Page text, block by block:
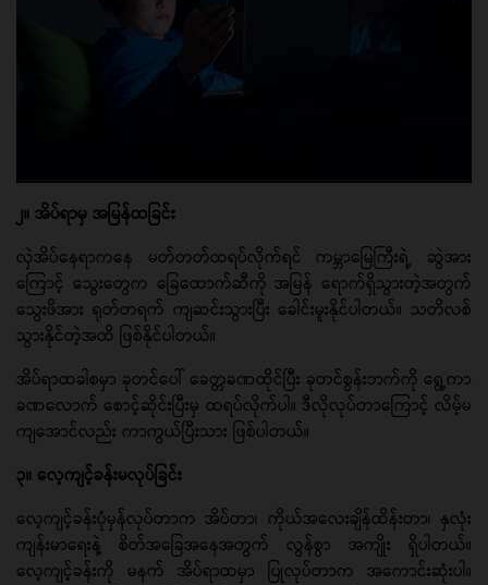
၂။ အိပ်ရာမှ အမြန်ထခြင်း
လှဲအိပ်နေရာကနေ မတ်တတ်ထရပ်လိုက်ရင် ကမ္ဘာမြေကြီးရဲ့ ဆွဲအား
ကြောင့် သွေးတွေက ခြေထောက်ဆီကို အမြန် ရောက်ရှိသွားတဲ့အတွက်
သွေးဖိအား ရုတ်တရက် ကျဆင်းသွားပြီး ခေါင်းမူးနိုင်ပါတယ်။ သတိလစ်
သွားနိုင်တဲ့အထိ ဖြစ်နိုင်ပါတယ်။
အိပ်ရာထခါစမှာ ခုတင်ပေါ် ခေတ္တခဏထိုင်ပြီး ခုတင်စွန်းဘက်ကို ရွေ့ကာ
ခဏလောက် စောင့်ဆိုင်းပြီးမှ ထရပ်လိုက်ပါ။ ဒီလိုလုပ်တာကြောင့် လိမ့်မ
ကျအောင်လည်း ကာကွယ်ပြီးသား ဖြစ်ပါတယ်။
၃။ လေ့ကျင့်ခန်းမလုပ်ခြင်း
လေ့ကျင့်ခန်းပုံမှန်လုပ်တာက အိပ်တာ၊ ကိုယ်အလေးချိန်ထိန်းတာ၊ နှလုံး
ကျန်းမာရေးနဲ့ စိတ်အခြေအနေအတွက် လွန်စွာ အကျိုး ရှိပါတယ်။
လေ့ကျင့်ခန်းကို မနက် အိပ်ရာထမှာ ပြုလုပ်တာက အကောင်းဆုံးပါ။